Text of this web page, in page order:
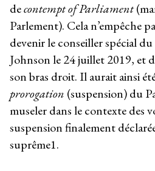
decontempt of Parliament
Parlement). Cela n’empêche
devenir le conseiller spécial
Johnson le 24 juillet 2019, et
son bras droit. Il aurait ainsi
prorogation (suspension) du
museler dans le contexte des
suspension finalement
suprême1.